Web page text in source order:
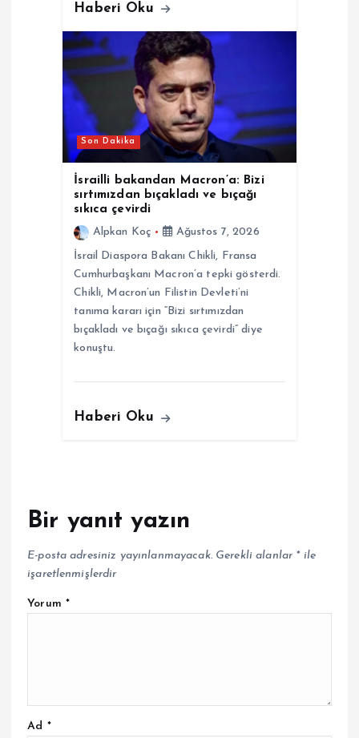
Haberi Oku
Son Dakika
İsrailli bakandan Macron’a: Bizi
sırtımızdan bıçakladı ve bıçağı
sıkıca çevirdi
Alpkan Koç
Ağustos 7, 2026
İsrail Diaspora Bakanı Chikli, Fransa
Cumhurbaşkanı Macron’a tepki gösterdi.
Chikli, Macron’un Filistin Devleti’ni
tanıma kararı için “Bizi sırtımızdan
bıçakladı ve bıçağı sıkıca çevirdi” diye
konuştu.
Haberi Oku
Bir yanıt yazın
E-posta adresiniz yayınlanmayacak. Gerekli alanlar *ile
işaretlenmişlerdir
Yorum *
Ad *